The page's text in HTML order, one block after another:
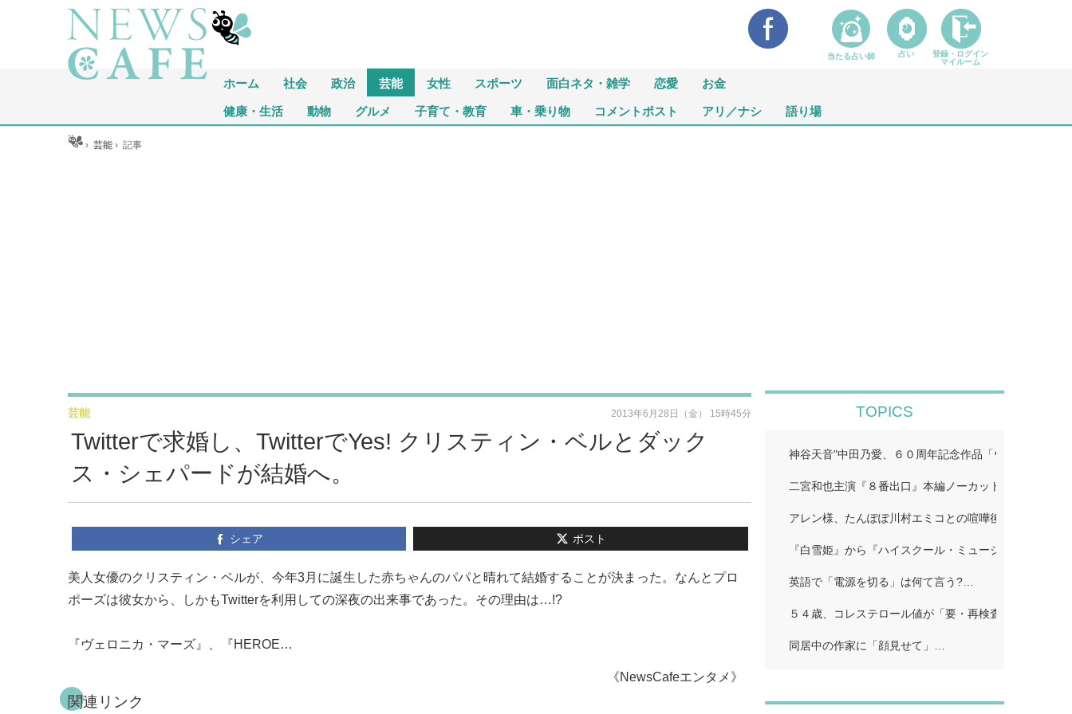
ホーム 社会 政治 芸能 女性 スポーツ 面白ネタ・雑学 恋愛 お金
健康・生活 動物 グルメ 子育て・教育 車・乗り物 コメントポスト アリ／ナシ 語り場
ホーム ›芸能 ›記事
Twitterで求婚し、TwitterでYes! クリスティン・ベルとダック
ス・シェパードが結婚へ。
芸能 2013年6月28日（金） 15時45分
シェア ポスト
美人女優のクリスティン・ベルが、今年3月に誕生した赤ちゃんのパパと晴れて結婚することが決まった。なんとプロ
ポーズは彼女から、しかもTwitterを利用しての深夜の出来事であった。その理由は…!?
『ヴェロニカ・マーズ』、『HEROE…
《NewsCafeエンタメ》
関連リンク
TOPICS
神谷天音"中田乃愛、６０周年記念作品「ウルトラマン
二宮和也主演『８番出口』本編ノーカット地上波初放
アレン様、たんぽぽ川村エミコとの喧嘩後に「初めて
『白雪姫』から『ハイスクール・ミュージカル/ザ・ム
英語で「電源を切る」は何て言う?…
５４歳、コレステロール値が「要・再検査」…
同居中の作家に「顔見せて」…
当たる占い師 占い
登録・ログイン
マイルーム